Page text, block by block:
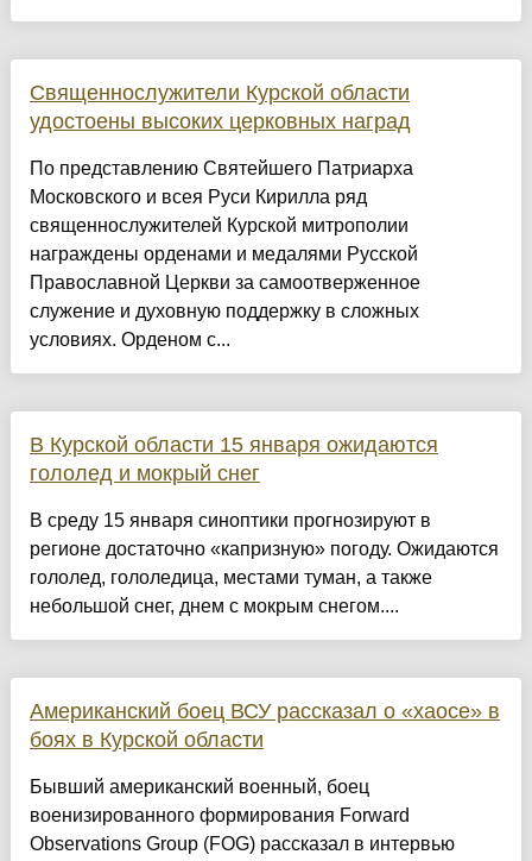
Священнослужители Курской области
удостоены высоких церковных наград
По представлению Святейшего Патриарха
Московского и всея Руси Кирилла ряд
священнослужителей Курской митрополии
награждены орденами и медалями Русской
Православной Церкви за самоотверженное
служение и духовную поддержку в сложных
условиях. Орденом с...
В Курской области 15 января ожидаются
гололед и мокрый снег
В среду 15 января синоптики прогнозируют в
регионе достаточно «капризную» погоду. Ожидаются
гололед, гололедица, местами туман, а также
небольшой снег, днем с мокрым снегом....
Американский боец ВСУ рассказал о «хаосе» в
боях в Курской области
Бывший американский военный, боец
военизированного формирования Forward
Observations Group (FOG) рассказал в интервью